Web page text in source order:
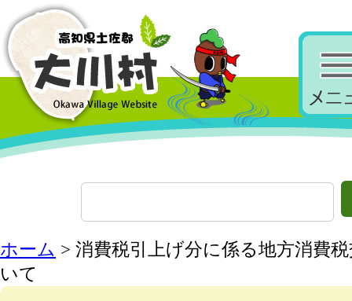
ホーム > 消費税引上げ分に係る地方消費
いて